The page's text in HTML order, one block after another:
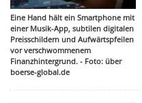
Eine Hand hält ein Smartphone mit
einer Musik-App, subtilen digitalen
Preisschildern und Aufwärtspfeilen
vor verschwommenem
Finanzhintergrund. - Foto: über
boerse-global.de